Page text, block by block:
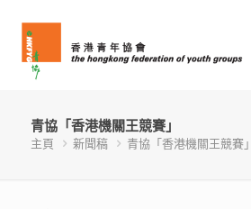
青協「香港機關王競賽」
主頁 新聞稿 青協「香港機關王競賽」